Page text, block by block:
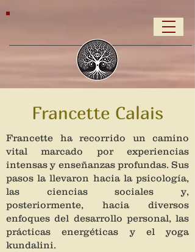
Francette Calais
Francette ha recorrido un camino
vital marcado por experiencias
intensas y enseñanzas profundas. Sus
pasos la llevaron hacia la psicología,
las ciencias sociales y,
posteriormente, hacia diversos
enfoques del desarrollo personal, las
prácticas energéticas y el yoga
kundalini.